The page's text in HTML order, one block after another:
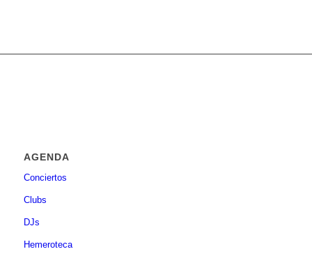
AGENDA
Conciertos
Clubs
DJs
Hemeroteca